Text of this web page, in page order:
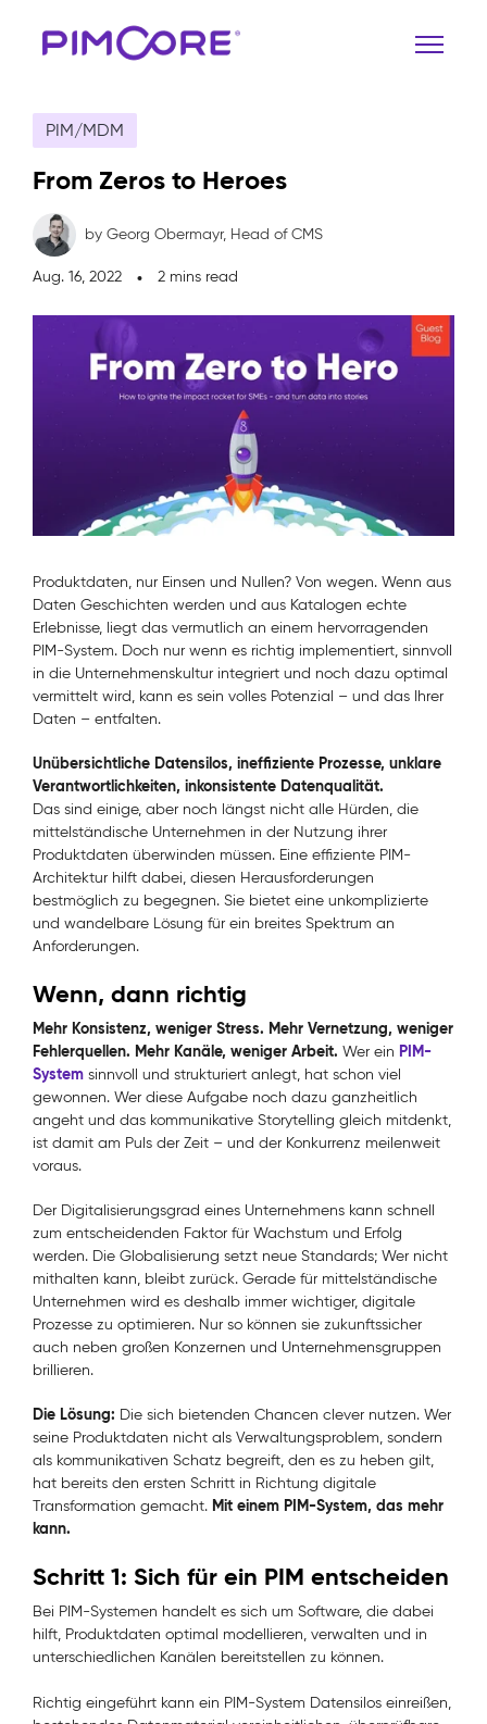
PIM/MDM
From Zeros to Heroes
by Georg Obermayr, Head of CMS
Aug. 16, 2022 2 mins read
Produktdaten, nur Einsen und Nullen? Von wegen. Wenn aus
Daten Geschichten werden und aus Katalogen echte
Erlebnisse, liegt das vermutlich an einem hervorragenden
PIM-System. Doch nur wenn es richtig implementiert, sinnvoll
in die Unternehmenskultur integriert und noch dazu optimal
vermittelt wird, kann es sein volles Potenzial – und das Ihrer
Daten – entfalten.
Unübersichtliche Datensilos, ineffiziente Prozesse, unklare
Verantwortlichkeiten, inkonsistente Datenqualität.
Das sind einige, aber noch längst nicht alle Hürden, die
mittelständische Unternehmen in der Nutzung ihrer
Produktdaten überwinden müssen. Eine effiziente PIM-
Architektur hilft dabei, diesen Herausforderungen
bestmöglich zu begegnen. Sie bietet eine unkomplizierte
und wandelbare Lösung für ein breites Spektrum an
Anforderungen.
Wenn, dann richtig
Mehr Konsistenz, weniger Stress. Mehr Vernetzung, weniger
Fehlerquellen. Mehr Kanäle, weniger Arbeit. Wer ein PIM-
System sinnvoll und strukturiert anlegt, hat schon viel
gewonnen. Wer diese Aufgabe noch dazu ganzheitlich
angeht und das kommunikative Storytelling gleich mitdenkt,
ist damit am Puls der Zeit – und der Konkurrenz meilenweit
voraus.
Der Digitalisierungsgrad eines Unternehmens kann schnell
zum entscheidenden Faktor für Wachstum und Erfolg
werden. Die Globalisierung setzt neue Standards; Wer nicht
mithalten kann, bleibt zurück. Gerade für mittelständische
Unternehmen wird es deshalb immer wichtiger, digitale
Prozesse zu optimieren. Nur so können sie zukunftssicher
auch neben großen Konzernen und Unternehmensgruppen
brillieren.
Die Lösung: Die sich bietenden Chancen clever nutzen. Wer
seine Produktdaten nicht als Verwaltungsproblem, sondern
als kommunikativen Schatz begreift, den es zu heben gilt,
hat bereits den ersten Schritt in Richtung digitale
Transformation gemacht. Mit einem PIM-System, das mehr
kann.
Schritt 1: Sich für ein PIM entscheiden
Bei PIM-Systemen handelt es sich um Software, die dabei
hilft, Produktdaten optimal modellieren, verwalten und in
unterschiedlichen Kanälen bereitstellen zu können.
Richtig eingeführt kann ein PIM-System Datensilos einreißen,